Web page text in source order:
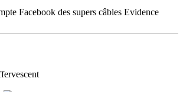
Facebook des supers câbles Evidence